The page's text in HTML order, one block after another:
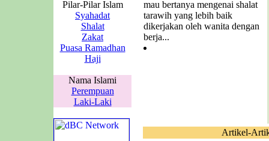
Pilar-Pilar Islam
Syahadat
Shalat
Zakat
Puasa Ramadhan
Haji
Nama Islami
Perempuan
Laki-Laki
mau bertanya mengenai shalat
tarawih yang lebih baik
dikerjakan oleh wanita dengan
berja...
Artikel-